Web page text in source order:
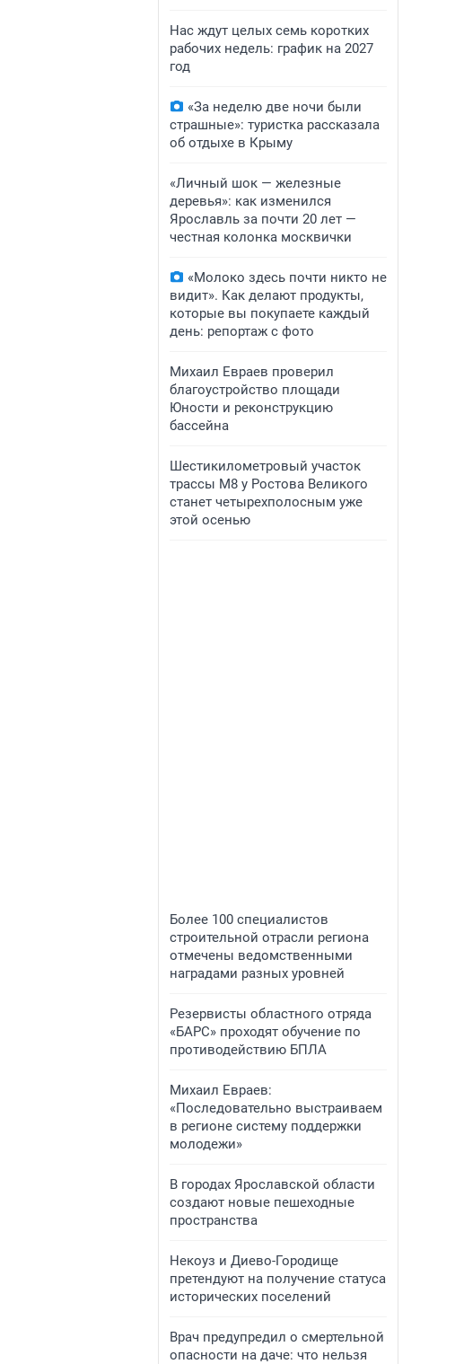
Нас ждут целых семь коротких
рабочих недель: график на 2027
год
«За неделю две ночи были
страшные»: туристка рассказала
об отдыхе в Крыму
«Личный шок — железные
деревья»: как изменился
Ярославль за почти 20 лет —
честная колонка москвички
«Молоко здесь почти никто не
видит». Как делают продукты,
которые вы покупаете каждый
день: репортаж с фото
​Михаил Евраев проверил
благоустройство площади
Юности и реконструкцию
бассейна
​Шестикилометровый участок
трассы М8 у Ростова Великого
станет четырехполосным уже
этой осенью
​Более 100 специалистов
строительной отрасли региона
отмечены ведомственными
наградами разных уровней
​Резервисты областного отряда
«БАРС» проходят обучение по
противодействию БПЛА
​Михаил Евраев:
«Последовательно выстраиваем
в регионе систему поддержки
молодежи»
​В городах Ярославской области
создают новые пешеходные
пространства
​Некоуз и Диево-Городище
претендуют на получение статуса
исторических поселений
Врач предупредил о смертельной
опасности на даче: что нельзя